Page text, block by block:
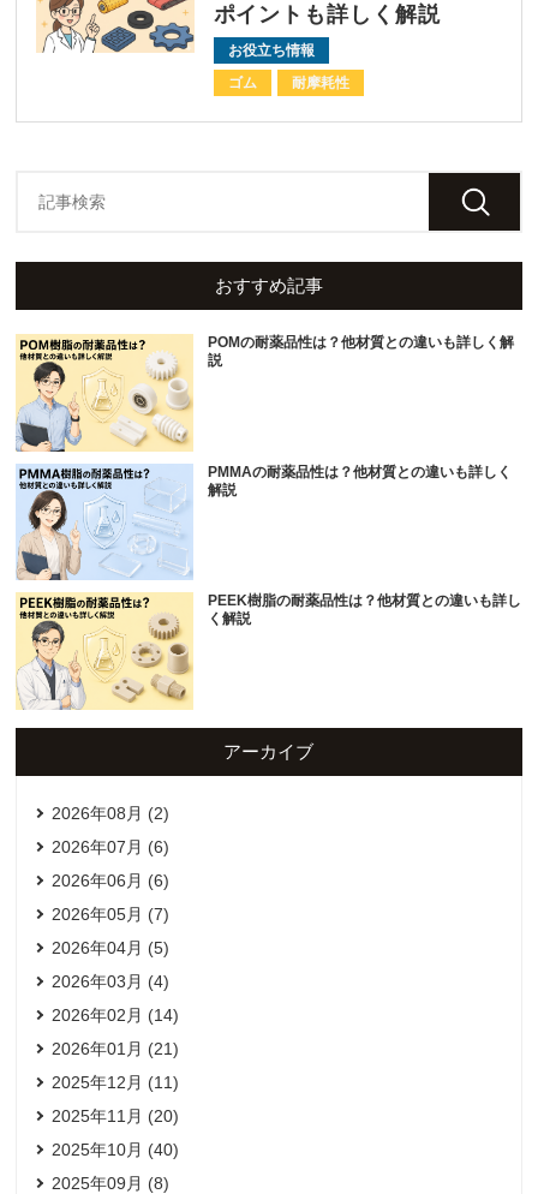
ポイントも詳しく解説
お役立ち情報
ゴム
耐摩耗性
おすすめ記事
POMの耐薬品性は？他材質との違いも詳しく解
説
PMMAの耐薬品性は？他材質との違いも詳しく
解説
PEEK樹脂の耐薬品性は？他材質との違いも詳し
く解説
アーカイブ
2026年08月 (2)
2026年07月 (6)
2026年06月 (6)
2026年05月 (7)
2026年04月 (5)
2026年03月 (4)
2026年02月 (14)
2026年01月 (21)
2025年12月 (11)
2025年11月 (20)
2025年10月 (40)
2025年09月 (8)